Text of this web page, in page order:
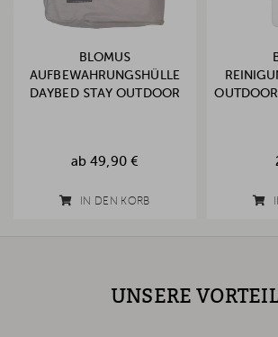
BLOMUS
AUFBEWAHRUNGSHÜLLE
DAYBED STAY OUTDOOR
ab49,90 €
IN DEN KORB
UNSERE